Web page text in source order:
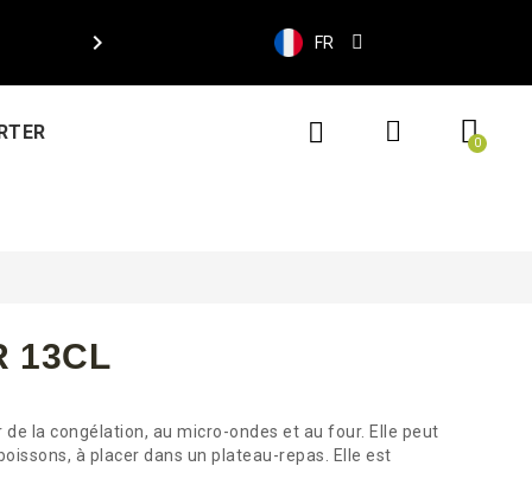
 FR
13CL
la congélation, au micro-ondes et au four. Elle peut
à placer dans un plateau-repas. Elle est